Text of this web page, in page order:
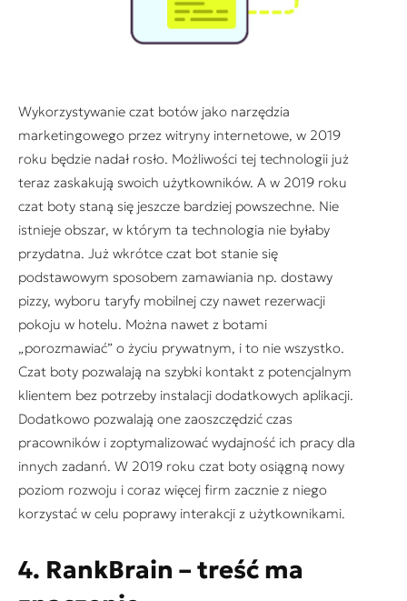
Wykorzystywanie czat botów jako narzędzia
marketingowego przez witryny internetowe, w 2019
roku będzie nadał rosło. Możliwości tej technologii już
teraz zaskakują swoich użytkowników. A w 2019 roku
czat boty staną się jeszcze bardziej powszechne. Nie
istnieje obszar, w którym ta technologia nie byłaby
przydatna. Już wkrótce czat bot stanie się
podstawowym sposobem zamawiania np. dostawy
pizzy, wyboru taryfy mobilnej czy nawet rezerwacji
pokoju w hotelu. Można nawet z botami
„porozmawiać” o życiu prywatnym, i to nie wszystko.
Czat boty pozwalają na szybki kontakt z potencjalnym
klientem bez potrzeby instalacji dodatkowych aplikacji.
Dodatkowo pozwalają one zaoszczędzić czas
pracowników i zoptymalizować wydajność ich pracy dla
innych zadanń. W 2019 roku czat boty osiągną nowy
poziom rozwoju i coraz więcej firm zacznie z niego
korzystać w celu poprawy interakcji z użytkownikami.
4. RankBrain – treść ma